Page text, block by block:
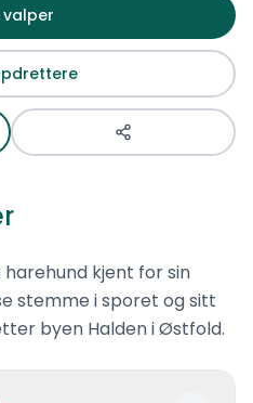
valper
kjent for sin
stemme i sporet og sitt
byen Halden i Østfold.